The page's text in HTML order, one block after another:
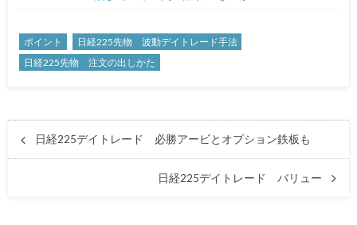
ポイント
日経225先物 波動デイトレード手法
日経225先物 注文の出しかた
日経225デイトレード 必勝アービとオプション鉄板も
日経225デイトレード バリュー